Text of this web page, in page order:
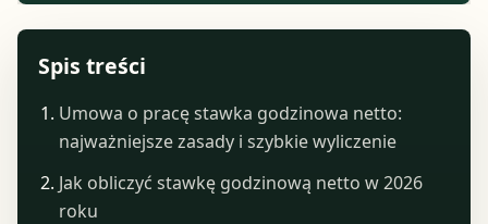
Spis treści
Umowa o pracę stawka godzinowa netto:
najważniejsze zasady i szybkie wyliczenie
Jak obliczyć stawkę godzinową netto w 2026
roku